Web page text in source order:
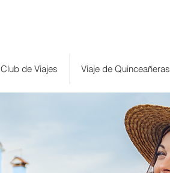
Club de Viajes Viaje de Quinceañeras